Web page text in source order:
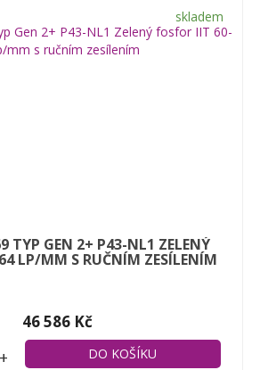
skladem
TYP GEN 2+ P43-NL1 ZELENÝ
LP/MM S RUČNÍM ZESÍLENÍM
46 586 Kč
+